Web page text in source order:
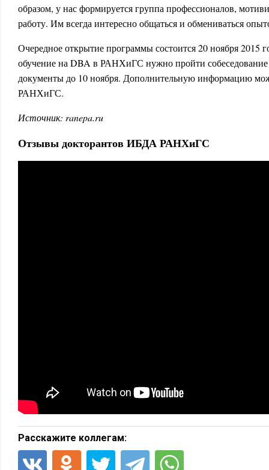
образом, у нас формируется группа профессионалов,
работу. Им всегда интересно общаться и обмениваться
Очередное открытие программы состоится 20 ноября
обучение на DBA в РАНХиГС нужно пройти
документы до 10 ноября. Дополнительную информацию
РАНХиГС.
Источник: ranepa.ru
Отзывы докторантов ИБДА РАНХиГС
Расскажите коллегам: